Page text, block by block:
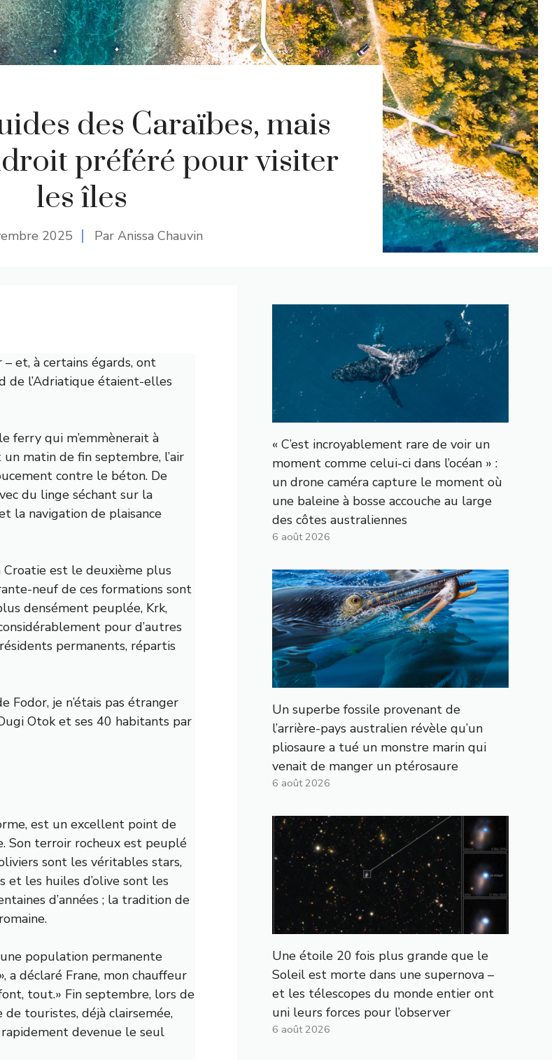
des Caraïbes, mais
préféré pour visiter
les îles
2025 Par Anissa Chauvin
et, à certains égards, ont
de l’Adriatique étaient-elles
ferry qui m’emmènerait à
matin de fin septembre, l’air
contre le béton. De
du linge séchant sur la
la navigation de plaisance
est le deuxième plus
neuf de ces formations sont
densément peuplée, Krk,
pour d’autres
permanents, répartis
Fodor, je n’étais pas étranger
Otok et ses 40 habitants par
est un excellent point de
Son terroir rocheux est peuplé
sont les véritables stars,
et les huiles d’olive sont les
d’années ; la tradition de
population permanente
a déclaré Frane, mon chauffeur
tout.» Fin septembre, lors de
touristes, déjà clairsemée,
devenue le seul
« C’est incroyablement rare de voir un
moment comme celui-ci dans l’océan » :
un drone caméra capture le moment où
une baleine à bosse accouche au large
des côtes australiennes
6 août 2026
Un superbe fossile provenant de
l’arrière-pays australien révèle qu’un
pliosaure a tué un monstre marin qui
venait de manger un ptérosaure
6 août 2026
Une étoile 20 fois plus grande que le
Soleil est morte dans une supernova –
et les télescopes du monde entier ont
uni leurs forces pour l’observer
6 août 2026